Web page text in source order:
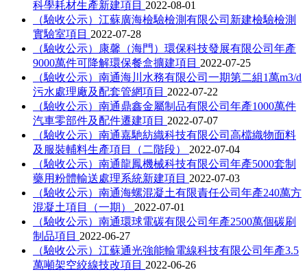
科學耗材生產新建項目 2022-08-01
（驗收公示）江蘇廣海檢驗檢測有限公司新建檢驗檢測
實驗室項目 2022-07-28
（驗收公示）康馨（海門）環保科技發展有限公司年產
9000萬件可降解環保餐盒擴建項目 2022-07-25
（驗收公示）南通海川水務有限公司一期第二組1萬m3/d
污水處理廠及配套管網項目 2022-07-22
（驗收公示）南通鼎鑫金屬制品有限公司年產1000萬件
汽車零部件及配件遷建項目 2022-07-07
（驗收公示）南通嘉馳紡織科技有限公司高檔織物面料
及服裝輔料生產項目（二階段） 2022-07-04
（驗收公示）南通龍鳳機械科技有限公司年產5000套制
藥用粉體輸送處理系統新建項目 2022-07-03
（驗收公示）南通海螺混凝土有限責任公司年產240萬方
混凝土項目（一期） 2022-07-01
（驗收公示）南通環球電碳有限公司年產2500萬個碳刷
制品項目 2022-06-27
（驗收公示）江蘇通光強能輸電線科技有限公司年產3.5
萬噸架空絞線技改項目 2022-06-26